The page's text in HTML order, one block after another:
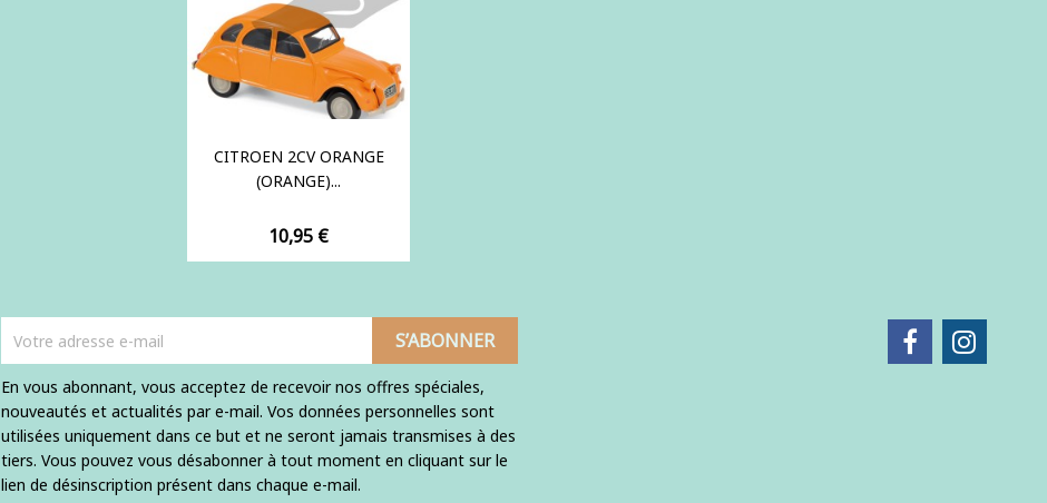
CITROEN 2CV ORANGE
(ORANGE)...
Prix
10,95 €
En vous abonnant, vous acceptez de recevoir nos offres spéciales,
nouveautés et actualités par e-mail. Vos données personnelles sont
utilisées uniquement dans ce but et ne seront jamais transmises à des
tiers. Vous pouvez vous désabonner à tout moment en cliquant sur le
lien de désinscription présent dans chaque e-mail.